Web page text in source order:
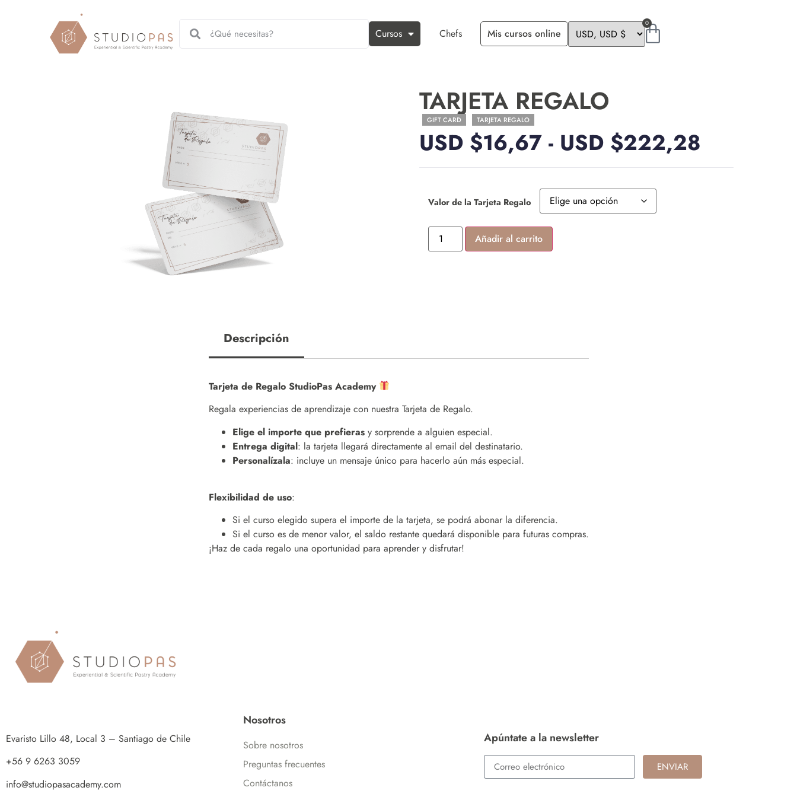
Cursos Chefs Mis cursos online
0
TARJETA REGALO
GIFT CARD TARJETA REGALO
USD $16,67 - USD $222,28
Valor de la Tarjeta Regalo
Añadir al carrito
Descripción
Tarjeta de Regalo StudioPas Academy
Regala experiencias de aprendizaje con nuestra Tarjeta de Regalo.
Elige el importe que prefierasy sorprende a alguien especial.
Entrega digital: la tarjeta llegará directamente al email del destinatario.
Personalízala: incluye un mensaje único para hacerlo aún más especial.
Flexibilidad de uso:
Si el curso elegido supera el importe de la tarjeta, se podrá abonar la diferencia.
Si el curso es de menor valor, el saldo restante quedará disponible para futuras compras.
¡Haz de cada regalo una oportunidad para aprender y disfrutar!
Evaristo Lillo 48, Local 3 – Santiago de Chile
+56 9 6263 3059
info@studiopasacademy.com
Nosotros
Sobre nosotros
Preguntas frecuentes
Contáctanos
Apúntate a la newsletter
ENVIAR